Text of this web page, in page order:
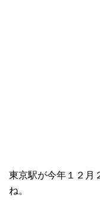
東京駅が今年１２月
ね。